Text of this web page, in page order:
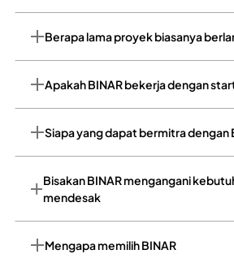
Berapa lama proyek biasanya
Apakah BINAR bekerja dengan
Siapa yang dapat bermitra dengan
Bisakan BINAR mengangani
mendesak
Mengapa memilih BINAR